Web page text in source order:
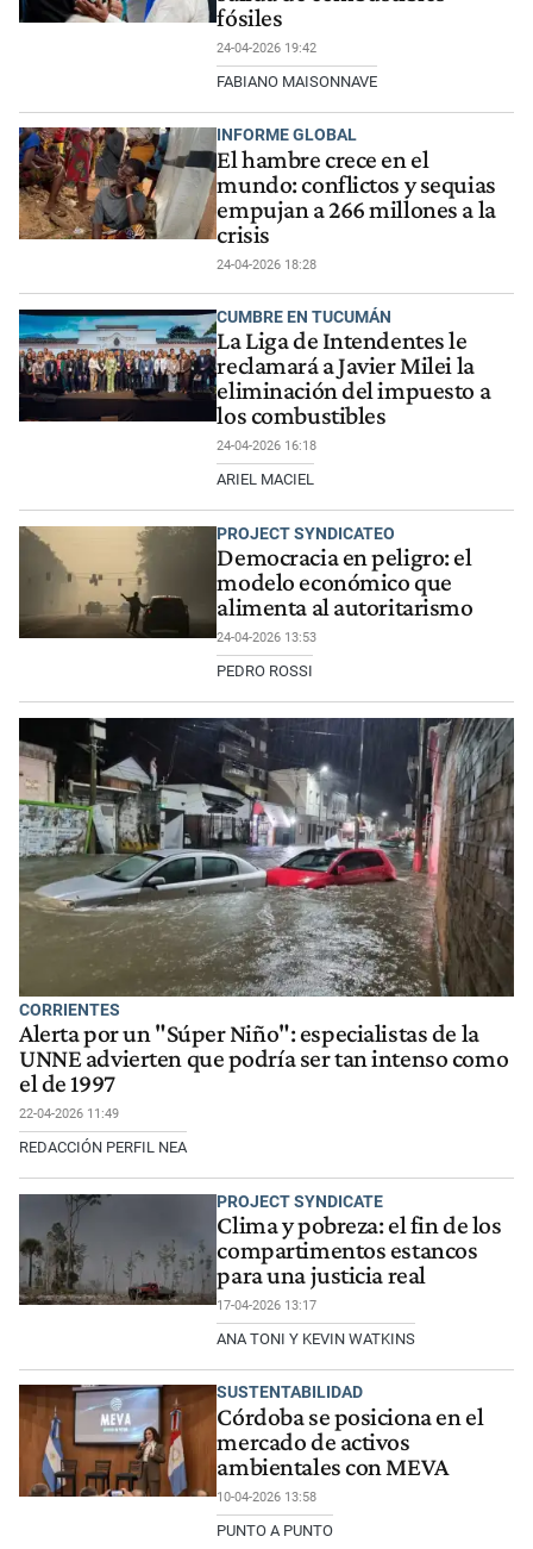
fósiles
24-04-2026 19:42
FABIANO MAISONNAVE
INFORME GLOBAL
El hambre crece en el
mundo: conflictos y sequias
empujan a 266 millones a la
crisis
24-04-2026 18:28
CUMBRE EN TUCUMÁN
La Liga de Intendentes le
reclamará a Javier Milei la
eliminación del impuesto a
los combustibles
24-04-2026 16:18
ARIEL MACIEL
PROJECT SYNDICATEO
Democracia en peligro: el
modelo económico que
alimenta al autoritarismo
24-04-2026 13:53
PEDRO ROSSI
CORRIENTES
Alerta por un "Súper Niño": especialistas de la
UNNE advierten que podría ser tan intenso como
el de 1997
22-04-2026 11:49
REDACCIÓN PERFIL NEA
PROJECT SYNDICATE
Clima y pobreza: el fin de los
compartimentos estancos
para una justicia real
17-04-2026 13:17
ANA TONI Y KEVIN WATKINS
SUSTENTABILIDAD
Córdoba se posiciona en el
mercado de activos
ambientales con MEVA
10-04-2026 13:58
PUNTO A PUNTO